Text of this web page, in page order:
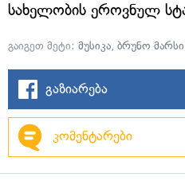
სახელობის ეროვნულ
გაიგეთ მეტი: მუსიკა, ბრუნო მარსი
გაზიარება
კომენტარები